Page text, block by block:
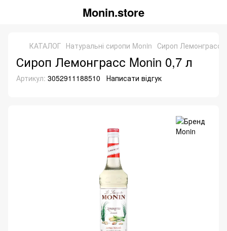
Monin.store
КАТАЛОГ Натуральні сиропи Monin Сироп Лемонграсс
Сироп Лемонграсс Monin 0,7 л
Артикул: 3052911188510 Написати відгук